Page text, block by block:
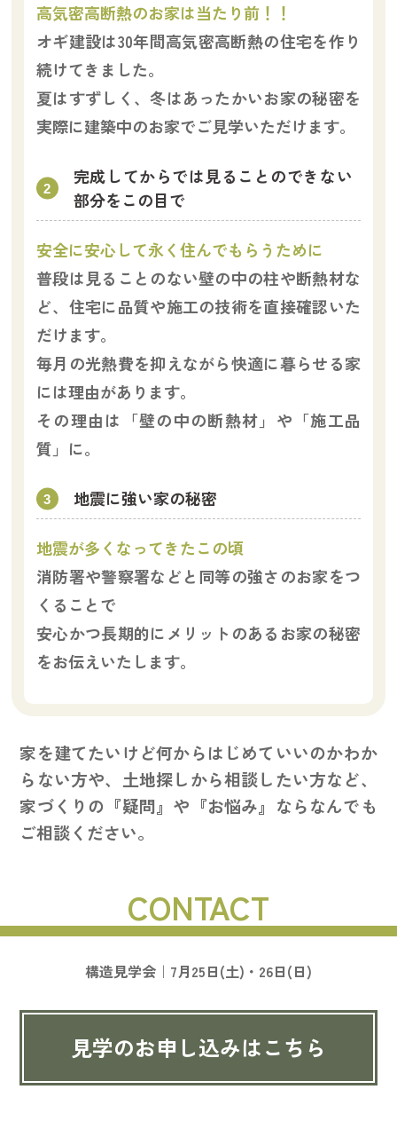
高気密高断熱のお家は当たり前！！
オギ建設は30年間高気密高断熱の住宅を作り
続けてきました。
夏はすずしく、冬はあったかいお家の秘密を
実際に建築中のお家でご見学いただけます。
完成してからでは見ることのできない
部分をこの目で
安全に安心して永く住んでもらうために
普段は見ることのない壁の中の柱や断熱材な
ど、住宅に品質や施工の技術を直接確認いた
だけます。
毎月の光熱費を抑えながら快適に暮らせる家
には理由があります。
その理由は「壁の中の断熱材」や「施工品
質」に。
地震に強い家の秘密
地震が多くなってきたこの頃
消防署や警察署などと同等の強さのお家をつ
くることで
安心かつ長期的にメリットのあるお家の秘密
をお伝えいたします。
家を建てたいけど何からはじめていいのかわか
らない方や、土地探しから相談したい方など、
家づくりの『疑問』や『お悩み』ならなんでも
ご相談ください。
CONTACT
構造見学会｜7月25日(土)・26日(日)
見学のお申し込みはこちら